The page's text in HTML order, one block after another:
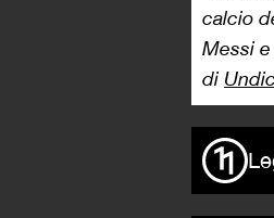
calcio
Messi
di